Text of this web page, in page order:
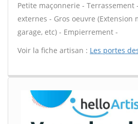
Petite maçonnerie - Terrassement
externes - Gros oeuvre (Extension
garage, etc) - Empierrement -
Voir la fiche artisan : Les portes